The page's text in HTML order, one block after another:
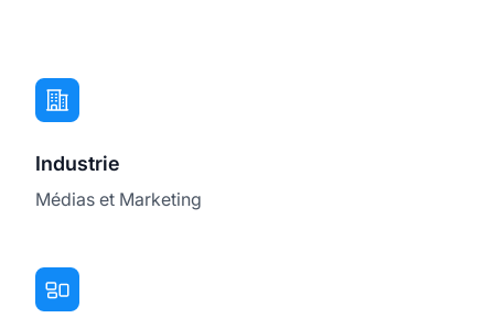
Industrie
Médias et Marketing